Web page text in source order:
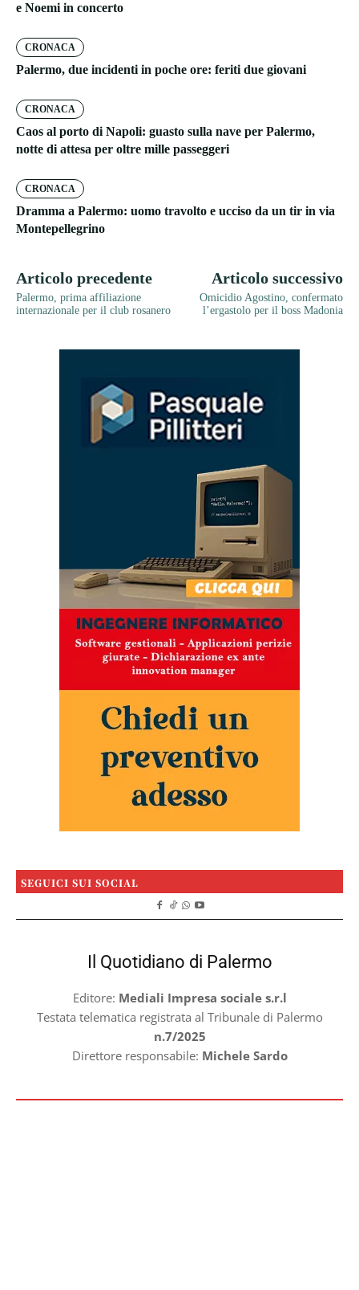
e Noemi in concerto
CRONACA
Palermo, due incidenti in poche ore: feriti due giovani
CRONACA
Caos al porto di Napoli: guasto sulla nave per Palermo,
notte di attesa per oltre mille passeggeri
CRONACA
Dramma a Palermo: uomo travolto e ucciso da un tir in via
Montepellegrino
Articolo precedente
Palermo, prima affiliazione
internazionale per il club rosanero
Articolo successivo
Omicidio Agostino, confermato
l’ergastolo per il boss Madonia
SEGUICI SUI SOCIAL
Il Quotidiano di Palermo
Editore: Mediali Impresa sociale s.r.l
Testata telematica registrata al Tribunale di Palermo
n.7/2025
Direttore responsabile: Michele Sardo